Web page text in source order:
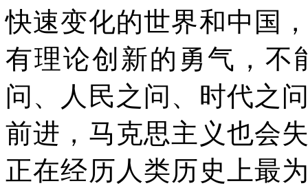
快速变化的世界和中国
有理论创新的勇气，不
问、人民之问、时代之
前进，马克思主义也会
正在经历人类历史上最